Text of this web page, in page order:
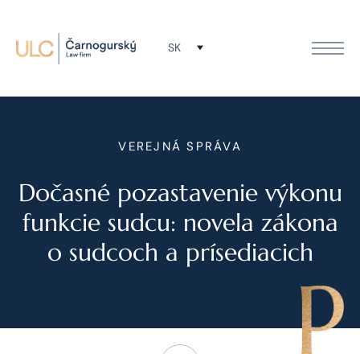
SK
VEREJNÁ SPRÁVA
Dočasné pozastavenie výkonu
funkcie sudcu: novela zákona
o sudcoch a prísediacich